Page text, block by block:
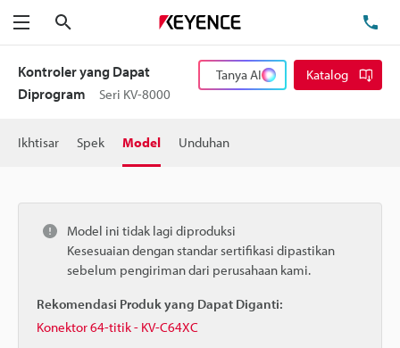
Menu
Kontroler yang Dapat
Diprogram
Seri KV-8000
Tanya AI Katalog
Ikhtisar Spek Model Unduhan
Model ini tidak lagi diproduksi
Kesesuaian dengan standar sertifikasi dipastikan
sebelum pengiriman dari perusahaan kami.
Rekomendasi Produk yang Dapat Diganti:
Konektor 64-titik - KV-C64XC